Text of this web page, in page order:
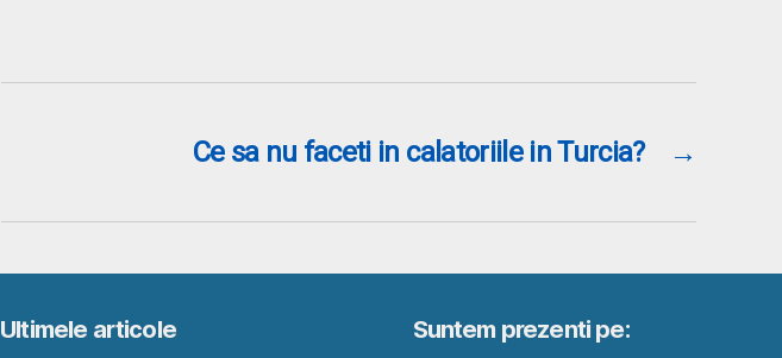
→
Ce sa nu faceti in calatoriile in Turcia?
Ultimele articole Suntem prezenti pe: